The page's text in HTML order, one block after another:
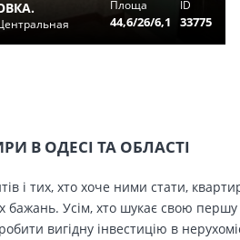
Площа
44,6/26/6,1
ID
33775
В ОДЕСІ ТА ОБЛАСТІ
і тих, хто хоче ними стати,
бажань. Усім, хто шукає свою
вигідну інвестицію в